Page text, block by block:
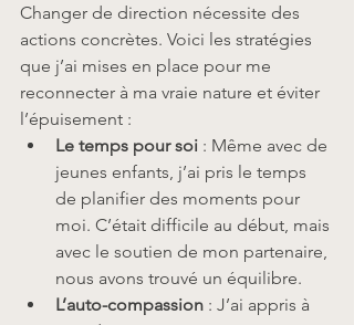
Changer de direction nécessite des
actions concrètes. Voici les stratégies
que j’ai mises en place pour me
reconnecter à ma vraie nature et éviter
l’épuisement :
Le temps pour soi : Même avec de
jeunes enfants, j’ai pris le temps
de planifier des moments pour
moi. C’était difficile au début, mais
avec le soutien de mon partenaire,
nous avons trouvé un équilibre.
L’auto-compassion : J’ai appris à